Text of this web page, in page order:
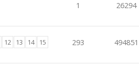
1 26294
12 13 14 15 293 494851